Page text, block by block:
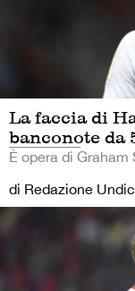
La faccia di
banconote da
È opera di
di Redazione